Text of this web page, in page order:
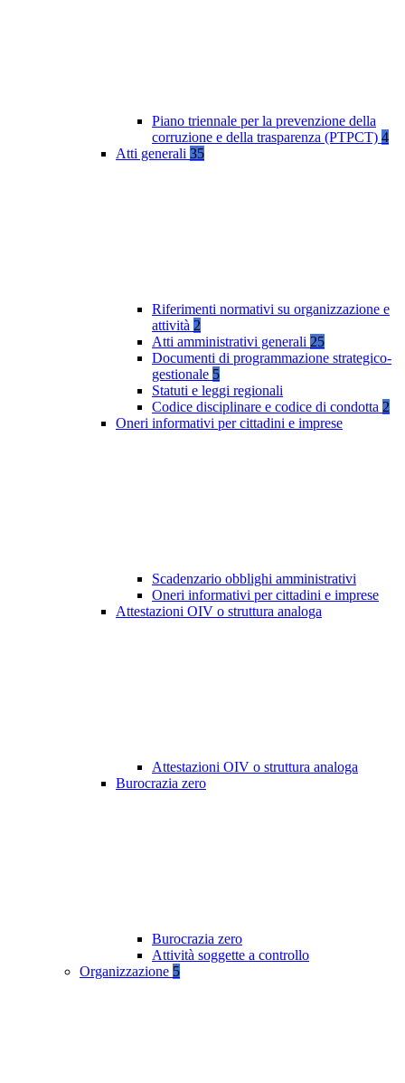
Piano triennale per la prevenzione della
corruzione e della trasparenza (PTPCT) 4
Atti generali 35
Riferimenti normativi su organizzazione e
attività 2
Atti amministrativi generali 25
Documenti di programmazione strategico-
gestionale 5
Statuti e leggi regionali
Codice disciplinare e codice di condotta 2
Oneri informativi per cittadini e imprese
Scadenzario obblighi amministrativi
Oneri informativi per cittadini e imprese
Attestazioni OIV o struttura analoga
Attestazioni OIV o struttura analoga
Burocrazia zero
Burocrazia zero
Attività soggette a controllo
Organizzazione 5